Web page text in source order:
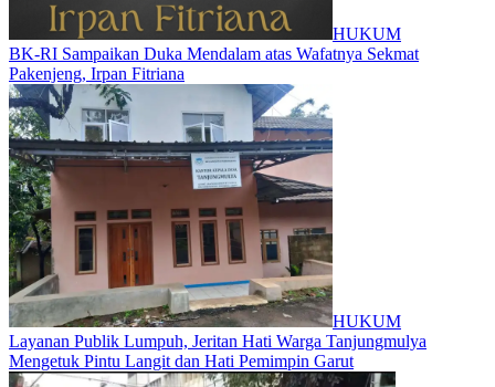
HUKUM
BK-RI Sampaikan Duka Mendalam atas Wafatnya Sekmat
Pakenjeng, Irpan Fitriana
HUKUM
Layanan Publik Lumpuh, Jeritan Hati Warga Tanjungmulya
Mengetuk Pintu Langit dan Hati Pemimpin Garut